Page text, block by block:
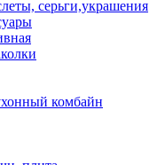
серьги,украшения
комбайн